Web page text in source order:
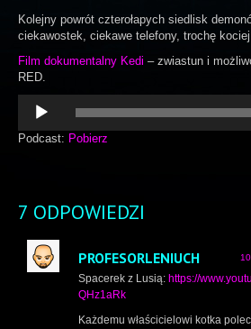
Kolejny powrót czterołapych siedlisk
ciekawostek, ciekawe telefony, trochę
Film dokumentalny Kedi – zwiastun i
RED.
Odtwarzacz
plików
dźwiękowych
Podcast: Pobierz
7 ODPOWIEDZI
PROFESORLENIUCH
Spacerek z Lusią: https://
QHz1aRk
Każdemu właścicielowi kotka